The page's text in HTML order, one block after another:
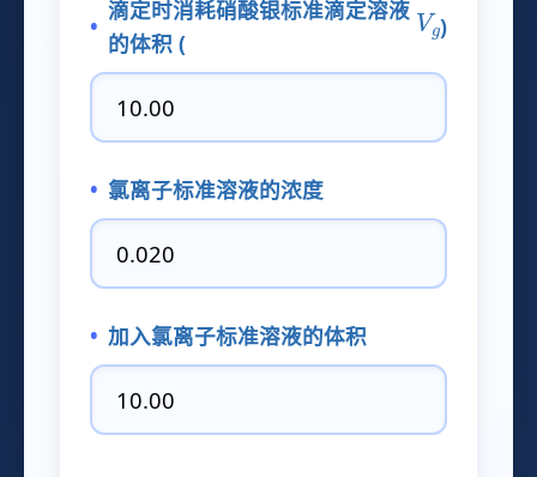
滴定时消耗硝酸银标准滴定溶液
的体积 (
Vg)
氯离子标准溶液的浓度
加入氯离子标准溶液的体积